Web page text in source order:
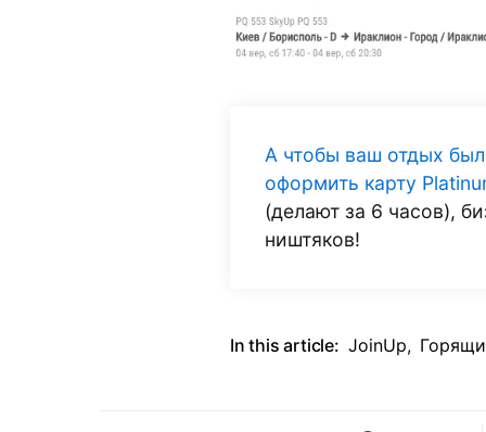
А чтобы ваш отдых
оформить карту
(делают за 6 часов),
ништяков!
In this article: JoinUp,